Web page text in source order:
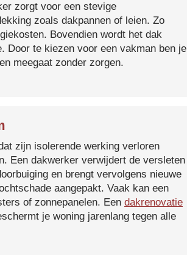
zorgt voor een stevige
zoals dakpannen of leien. Zo
Bovendien wordt het dak
Door te kiezen voor een vakman ben je
meegaat zonder zorgen.
zijn isolerende werking verloren
Een dakwerker verwijdert de versleten
en brengt vervolgens nieuwe
aangepakt. Vaak kan een
of zonnepanelen. Een dakrenovatie
je woning jarenlang tegen alle